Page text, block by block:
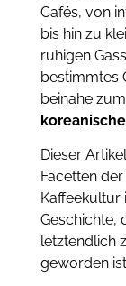
Cafés, von
bis hin zu
ruhigen
bestimmtes
beinahe zum
Dieser
Facetten
Kaffeekultur
Geschichte,
letztendlich
geworden